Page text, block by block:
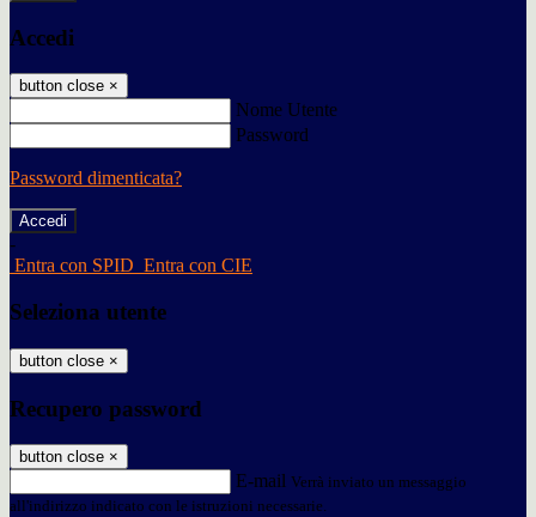
Accedi
button close ×
Nome Utente
Password
Password dimenticata?
-
Entra con SPID Entra con CIE
Seleziona utente
button close ×
Recupero password
button close ×
E-mail Verrà inviato un messaggio
all'indirizzo indicato con le istruzioni necessarie.